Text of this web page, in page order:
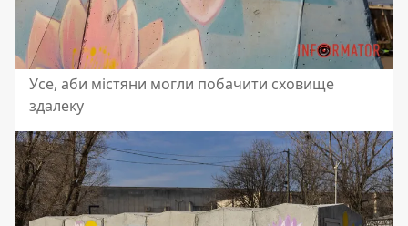
Усе, аби містяни могли побачити сховище
здалеку